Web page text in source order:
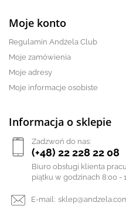
Moje konto
Regulamin Andżela Club
Moje zamówienia
Moje adresy
Moje informacje osobiste
Informacja o sklepie
Zadzwoń do nas:
(+48) 22 228 22 08
Biuro obsługi klienta
piątku w godzinach 8:00 -
E-mail: